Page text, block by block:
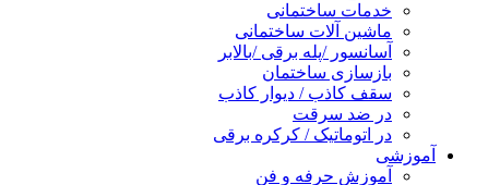
خدمات ساختمانی
ماشین آلات ساختمانی
آسانسور /پله برقی /بالابر
بازسازی ساختمان
سقف کاذب / دیوار کاذب
در ضد سرقت
در اتوماتیک / کرکره برقی
آموزشی
آموزش حرفه و فن